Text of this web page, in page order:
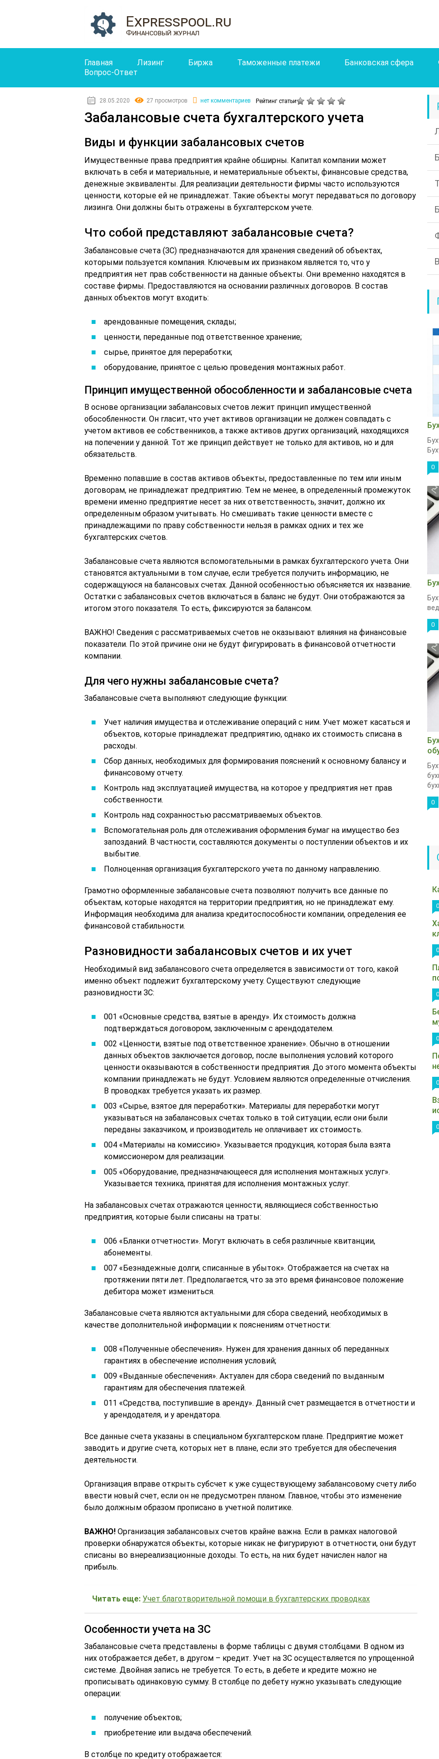
Expresspool.ru
Финансовый журнал
Главная Лизинг Биржа Таможенные платежи Банковская сфера
Вопрос-Ответ
28.05.2020 27 просмотров нет комментариев Рейтинг статьи
Забалансовые счета бухгалтерского учета
Виды и функции забалансовых счетов
Имущественные права предприятия крайне обширны. Капитал компании может
включать в себя и материальные, и нематериальные объекты, финансовые средства,
денежные эквиваленты. Для реализации деятельности фирмы часто используются
ценности, которые ей не принадлежат. Такие объекты могут передаваться по договору
лизинга. Они должны быть отражены в бухгалтерском учете.
Что собой представляют забалансовые счета?
Забалансовые счета (ЗС) предназначаются для хранения сведений об объектах,
которыми пользуется компания. Ключевым их признаком является то, что у
предприятия нет прав собственности на данные объекты. Они временно находятся в
составе фирмы. Предоставляются на основании различных договоров. В состав
данных объектов могут входить:
арендованные помещения, склады;
ценности, переданные под ответственное хранение;
сырье, принятое для переработки;
оборудование, принятое с целью проведения монтажных работ.
Принцип имущественной обособленности и забалансовые счета
В основе организации забалансовых счетов лежит принцип имущественной
обособленности. Он гласит, что учет активов организации не должен совпадать с
учетом активов ее собственников, а также активов других организаций, находящихся
на попечении у данной. Тот же принцип действует не только для активов, но и для
обязательств.
Временно попавшие в состав активов объекты, предоставленные по тем или иным
договорам, не принадлежат предприятию. Тем не менее, в определенный промежуток
времени именно предприятие несет за них ответственность, значит, должно их
определенным образом учитывать. Но смешивать такие ценности вместе с
принадлежащими по праву собственности нельзя в рамках одних и тех же
бухгалтерских счетов.
Забалансовые счета являются вспомогательными в рамках бухгалтерского учета. Они
становятся актуальными в том случае, если требуется получить информацию, не
содержащуюся на балансовых счетах. Данной особенностью объясняется их название.
Остатки с забалансовых счетов включаться в баланс не будут. Они отображаются за
итогом этого показателя. То есть, фиксируются за балансом.
ВАЖНО! Сведения с рассматриваемых счетов не оказывают влияния на финансовые
показатели. По этой причине они не будут фигурировать в финансовой отчетности
компании.
Для чего нужны забалансовые счета?
Забалансовые счета выполняют следующие функции:
Учет наличия имущества и отслеживание операций с ним. Учет может касаться и
объектов, которые принадлежат предприятию, однако их стоимость списана в
расходы.
Сбор данных, необходимых для формирования пояснений к основному балансу и
финансовому отчету.
Контроль над эксплуатацией имущества, на которое у предприятия нет прав
собственности.
Контроль над сохранностью рассматриваемых объектов.
Вспомогательная роль для отслеживания оформления бумаг на имущество без
запозданий. В частности, составляются документы о поступлении объектов и их
выбытие.
Полноценная организация бухгалтерского учета по данному направлению.
Грамотно оформленные забалансовые счета позволяют получить все данные по
объектам, которые находятся на территории предприятия, но не принадлежат ему.
Информация необходима для анализа кредитоспособности компании, определения ее
финансовой стабильности.
Разновидности забалансовых счетов и их учет
Необходимый вид забалансового счета определяется в зависимости от того, какой
именно объект подлежит бухгалтерскому учету. Существуют следующие
разновидности ЗС:
001 «Основные средства, взятые в аренду». Их стоимость должна
подтверждаться договором, заключенным с арендодателем.
002 «Ценности, взятые под ответственное хранение». Обычно в отношении
данных объектов заключается договор, после выполнения условий которого
ценности оказываются в собственности предприятия. До этого момента объекты
компании принадлежать не будут. Условием являются определенные отчисления.
В проводках требуется указать их размер.
003 «Сырье, взятое для переработки». Материалы для переработки могут
указываться на забалансовых счетах только в той ситуации, если они были
переданы заказчиком, и производитель не оплачивает их стоимость.
004 «Материалы на комиссию». Указывается продукция, которая была взята
комиссионером для реализации.
005 «Оборудование, предназначающееся для исполнения монтажных услуг».
Указывается техника, принятая для исполнения монтажных услуг.
На забалансовых счетах отражаются ценности, являющиеся собственностью
предприятия, которые были списаны на траты:
006 «Бланки отчетности». Могут включать в себя различные квитанции,
абонементы.
007 «Безнадежные долги, списанные в убыток». Отображается на счетах на
протяжении пяти лет. Предполагается, что за это время финансовое положение
дебитора может измениться.
Забалансовые счета являются актуальными для сбора сведений, необходимых в
качестве дополнительной информации к пояснениям отчетности:
008 «Полученные обеспечения». Нужен для хранения данных об переданных
гарантиях в обеспечение исполнения условий;
009 «Выданные обеспечения». Актуален для сбора сведений по выданным
гарантиям для обеспечения платежей.
011 «Средства, поступившие в аренду». Данный счет размещается в отчетности и
у арендодателя, и у арендатора.
Все данные счета указаны в специальном бухгалтерском плане. Предприятие может
заводить и другие счета, которых нет в плане, если это требуется для обеспечения
деятельности.
Организация вправе открыть субсчет к уже существующему забалансовому счету либо
ввести новый счет, если он не предусмотрен планом. Главное, чтобы это изменение
было должным образом прописано в учетной политике.
ВАЖНО! Организация забалансовых счетов крайне важна. Если в рамках налоговой
проверки обнаружатся объекты, которые никак не фигурируют в отчетности, они будут
списаны во внереализационные доходы. То есть, на них будет начислен налог на
прибыль.
Читать еще: Учет благотворительной помощи в бухгалтерских проводках
Особенности учета на ЗС
Забалансовые счета представлены в форме таблицы с двумя столбцами. В одном из
них отображается дебет, в другом – кредит. Учет на ЗС осуществляется по упрощенной
системе. Двойная запись не требуется. То есть, в дебете и кредите можно не
прописывать одинаковую сумму. В столбце по дебету нужно указывать следующие
операции:
получение объектов;
приобретение или выдача обеспечений.
В столбце по кредиту отображается:
0
0
0
0
0
0
0
0
0